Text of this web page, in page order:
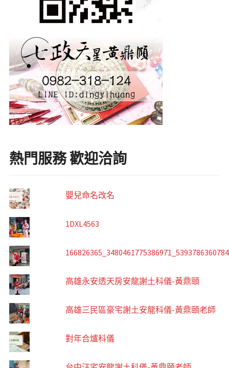
熱門服務 歡迎洽詢
嬰兒命名改名
1DXL4563
高雄永安透天房安龍謝土科儀-黃鼎頤
高雄三民區豪宅謝土安龍科儀-黃鼎頤老師
對年合爐科儀